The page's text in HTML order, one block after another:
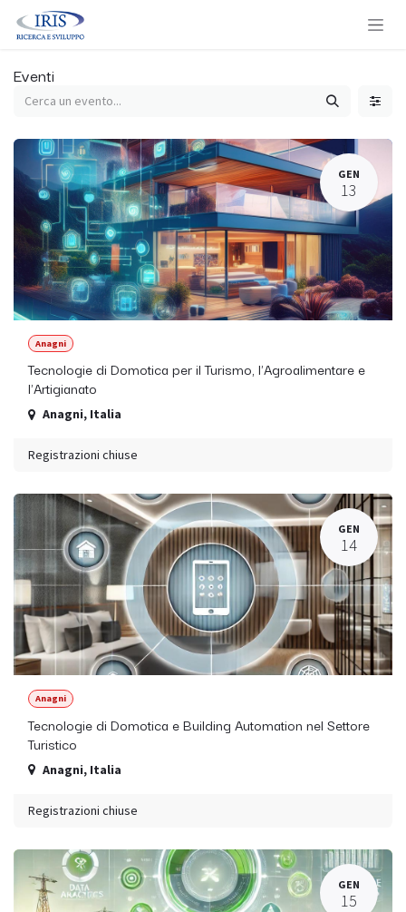
Passa al contenuto
Eventi
GEN
13
Anagni
Tecnologie di Domotica per il Turismo, l'Agroalimentare e
l'Artigianato
Anagni, Italia
Registrazioni chiuse
GEN
14
Anagni
Tecnologie di Domotica e Building Automation nel Settore
Turistico
Anagni, Italia
Registrazioni chiuse
GEN
15